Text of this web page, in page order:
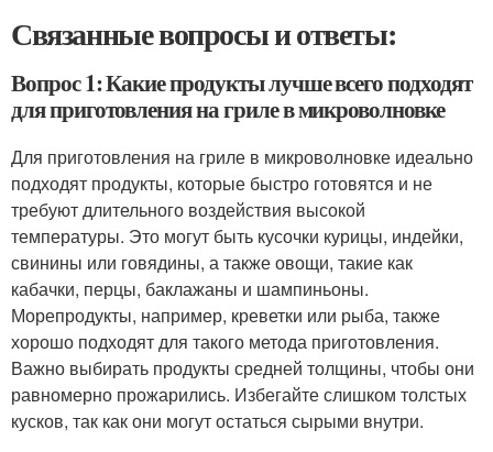
Связанные вопросы и ответы:
Вопрос 1: Какие продукты лучше всего подходят
для приготовления на гриле в микроволновке
Для приготовления на гриле в микроволновке идеально
подходят продукты, которые быстро готовятся и не
требуют длительного воздействия высокой
температуры. Это могут быть кусочки курицы, индейки,
свинины или говядины, а также овощи, такие как
кабачки, перцы, баклажаны и шампиньоны.
Морепродукты, например, креветки или рыба, также
хорошо подходят для такого метода приготовления.
Важно выбирать продукты средней толщины, чтобы они
равномерно прожарились. Избегайте слишком толстых
кусков, так как они могут остаться сырыми внутри.